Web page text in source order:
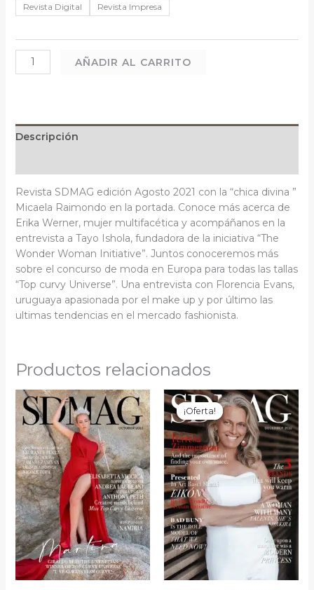
Revista Digital Revista Impresa
AÑADIR AL CARRITO
Descripción
Revista SDMAG edición Agosto 2021 con la “chica divina ”
Micaela Raimondo en la portada. Conoce más acerca de
Erika Werner, mujer multifacética y acompáñanos en la
entrevista a Tayo Ishola, fundadora de la iniciativa “The
Wonder Woman Initiative”. Juntos conoceremos más
sobre el concurso de moda en Europa para todas las tallas
“Top curvy Universe”. Una entrevista con Florencia Evans,
uruguaya apasionada por el make up y por último las
ultimas tendencias en el mercado fashionista.
Productos relacionados
Rango
de
precios:
desde
$5.00
hasta
$70.00
Este
producto
tiene
múltiples
variantes.
Las
opciones
se
pueden
elegir
en
la
página
¡Oferta!
¡Oferta!
Rango
de
precios:
desde
$5.00
hasta
$50.00
Este
tiene
Las
se
en
la